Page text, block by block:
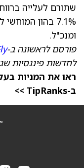
שתורם לעלייה
7.1% בהון
ומנכ"ל.
פורסם לראשונה ב-
לחדשות פיננסיות
ראו את המניות
ב-TipRanks >>